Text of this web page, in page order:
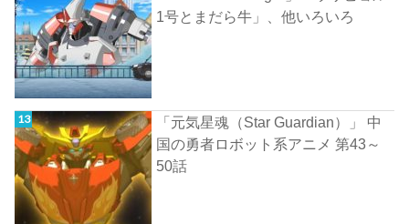
1号とまだら牛」、他いろいろ
「元気星魂（Star Guardian）」 中
国の勇者ロボット系アニメ 第43～
50話